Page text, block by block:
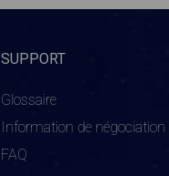
SUPPORT
Glossaire
Information de négociation
FAQ